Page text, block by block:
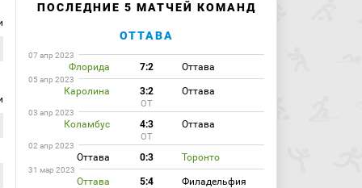
ПОСЛЕДНИЕ 5 МАТЧЕЙ КОМАНД
ОТТАВА
07 апр 2023
Флорида 7:2 Оттава
05 апр 2023
Каролина 3:2 Оттава
ОТ
03 апр 2023
Коламбус 4:3 Оттава
ОТ
02 апр 2023
Оттава 0:3 Торонто
31 мар 2023
Оттава 5:4 Филадельфия